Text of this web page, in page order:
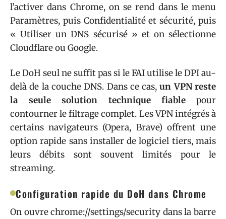
l’activer dans Chrome, on se rend dans le menu
Paramètres, puis Confidentialité et sécurité, puis
« Utiliser un DNS sécurisé » et on sélectionne
Cloudflare ou Google.
Le DoH seul ne suffit pas si le FAI utilise le DPI au-
delà de la couche DNS. Dans ce cas,un VPN reste
la seule solution technique fiablepour
contourner le filtrage complet. Les VPN intégrés à
certains navigateurs (Opera, Brave) offrent une
option rapide sans installer de logiciel tiers, mais
leurs débits sont souvent limités pour le
streaming.
Configuration rapide du DoH dans Chrome
On ouvre chrome://settings/security dans la barre